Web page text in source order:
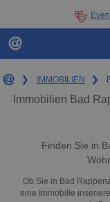
❯ IMMOBILIEN ❯
Immobilien Bad
Finden Sie in
Ob Sie in Bad
eine Immobilie